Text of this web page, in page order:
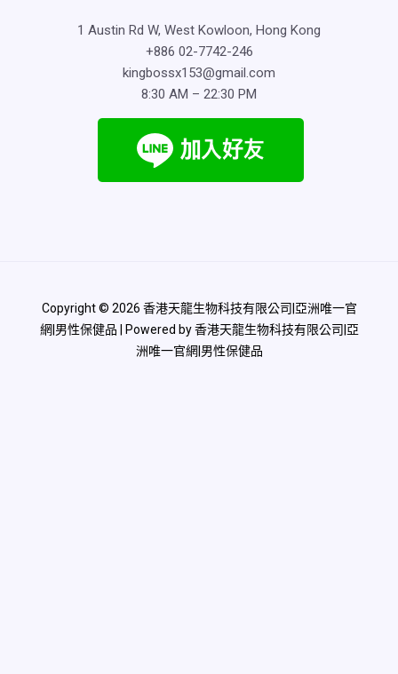
1 Austin Rd W, West Kowloon, Hong Kong
+886 02-7742-246
kingbossx153@gmail.com
8:30 AM – 22:30 PM
Copyright © 2026 香港天龍生物科技有限公司|亞洲唯一官
網|男性保健品 | Powered by 香港天龍生物科技有限公司|亞
洲唯一官網|男性保健品